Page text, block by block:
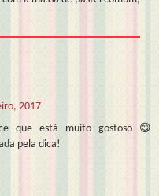
2017
que está muito gostoso 😋
pela dica!